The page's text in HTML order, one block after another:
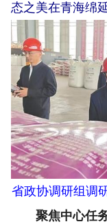
态之美在青海绵
省政协调研组调
聚焦中心任务